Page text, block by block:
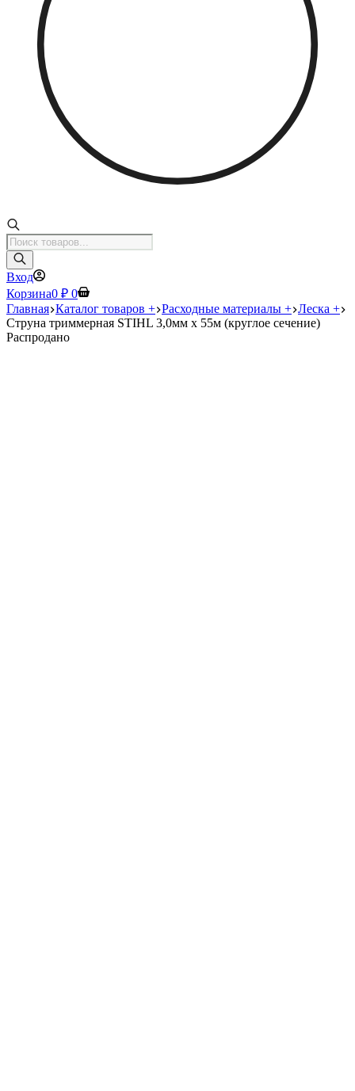
Поиск
товаров
Вход
Корзина0 ₽ 0
Главная Каталог товаров + Расходные материалы + Леска +
Струна триммерная STIHL 3,0мм х 55м (круглое сечение)
Распродано